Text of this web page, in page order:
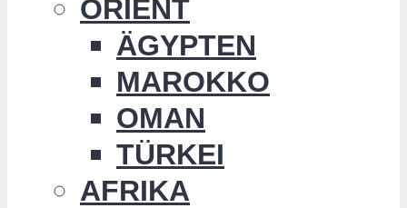
ORIENT
ÄGYPTEN
MAROKKO
OMAN
TÜRKEI
AFRIKA